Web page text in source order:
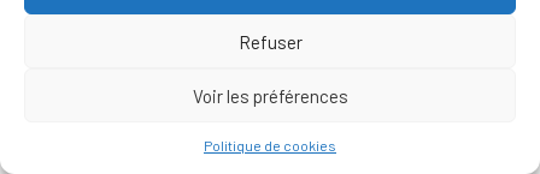
Refuser
Voir les préférences
Politique de cookies